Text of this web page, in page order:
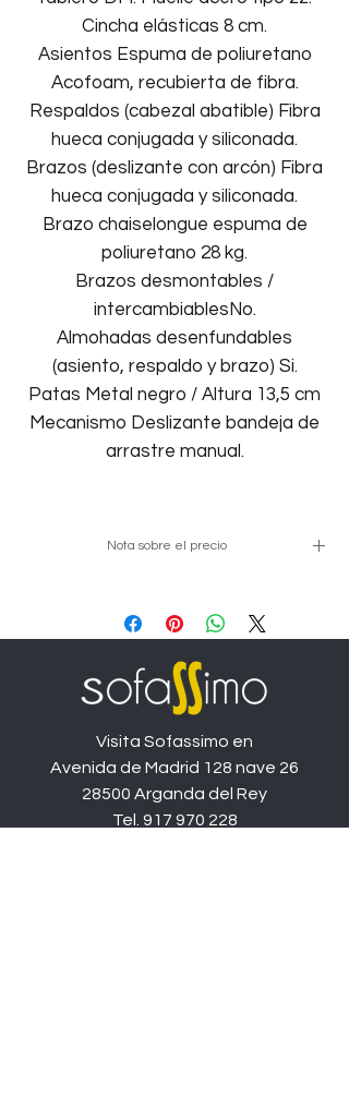
Cincha elásticas 8 cm.
Asientos Espuma de poliuretano
Acofoam, recubierta de fibra.
Respaldos (cabezal abatible) Fibra
hueca conjugada y siliconada.
Brazos (deslizante con arcón) Fibra
hueca conjugada y siliconada.
Brazo chaiselongue espuma de
poliuretano 28 kg.
Brazos desmontables /
intercambiablesNo.
Almohadas desenfundables
(asiento, respaldo y brazo) Si.
Patas Metal negro / Altura 13,5 cm
Mecanismo Deslizante bandeja de
arrastre manual.
Nota sobre el precio
267cm o 297cm con deslizante
manual y tapizado NOVA 1, las
diferentes medidas y tapizados
variarán el precio.
Visita Sofassimo en
Avenida de Madrid 128 nave 26
28500 Arganda del Rey
Tel. 917 970 228